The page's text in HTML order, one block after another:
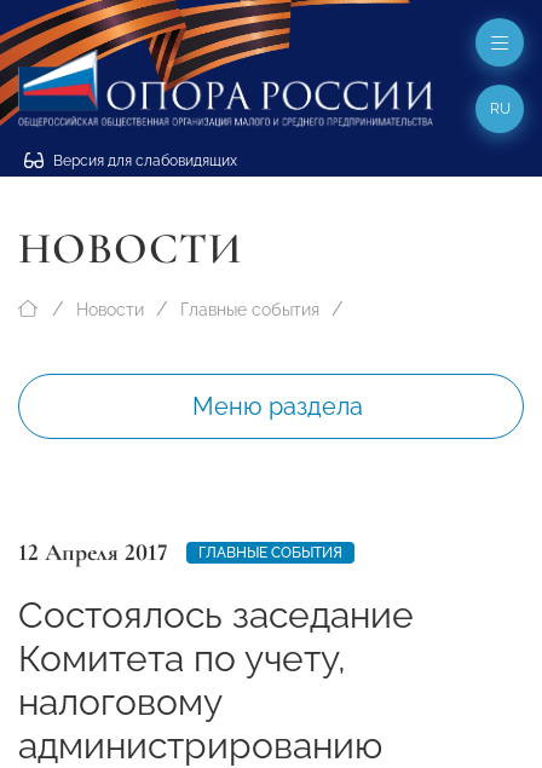
Версия для слабовидящих
RU
НОВОСТИ
Новости Главные события
Меню раздела
12 Апреля 2017 ГЛАВНЫЕ СОБЫТИЯ
Состоялось заседание
Комитета по учету,
налоговому
администрированию